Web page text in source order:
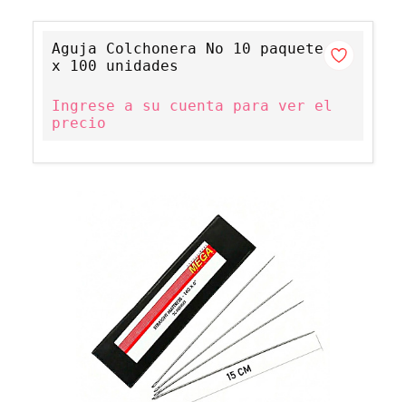
Aguja Colchonera No 10 paquete
x 100 unidades
Ingrese a su cuenta para ver el
precio